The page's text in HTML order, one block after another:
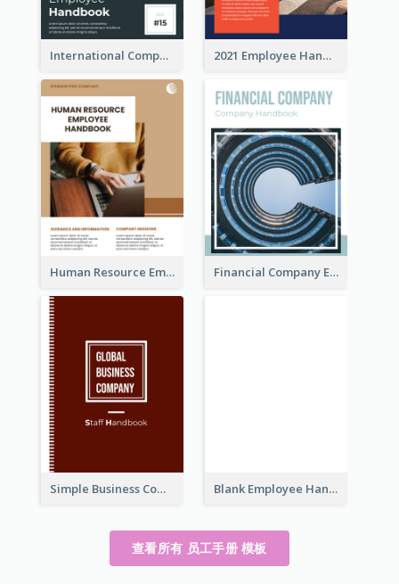
International Company Handbook 2021 Employee Handbook
Human Resource Employee Handbook Financial Company Employee Handbook
Simple Business Company Employee Handbook Blank Employee Handbook
查看所有 员工手册 模板